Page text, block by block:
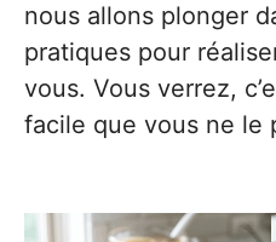
nous allons plonger
pratiques pour
vous. Vous verrez,
facile que vous ne le